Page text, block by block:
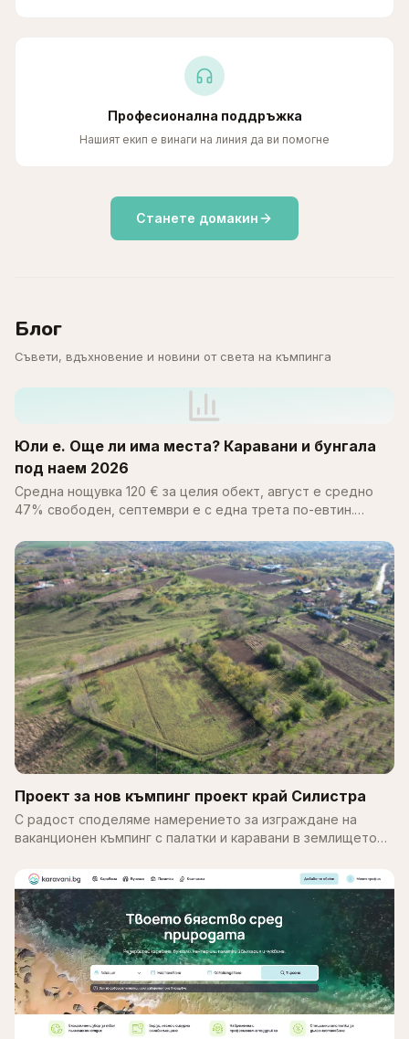
Професионална поддръжка
Нашият екип е винаги на линия да ви помогне
Станете домакин
Блог
Съвети, вдъхновение и новини от света на къмпинга
Юли е. Още ли има места? Каравани и бунгала
под наем 2026
Средна нощувка 120 € за целия обект, август е средно
47% свободен, септември е с една трета по-евтин.
по Черноморието 2026.
Проект за нов къмпинг проект край Силистра
С радост споделяме намерението за изграждане на
ваканционен къмпинг с палатки и каравани в землището
терен…